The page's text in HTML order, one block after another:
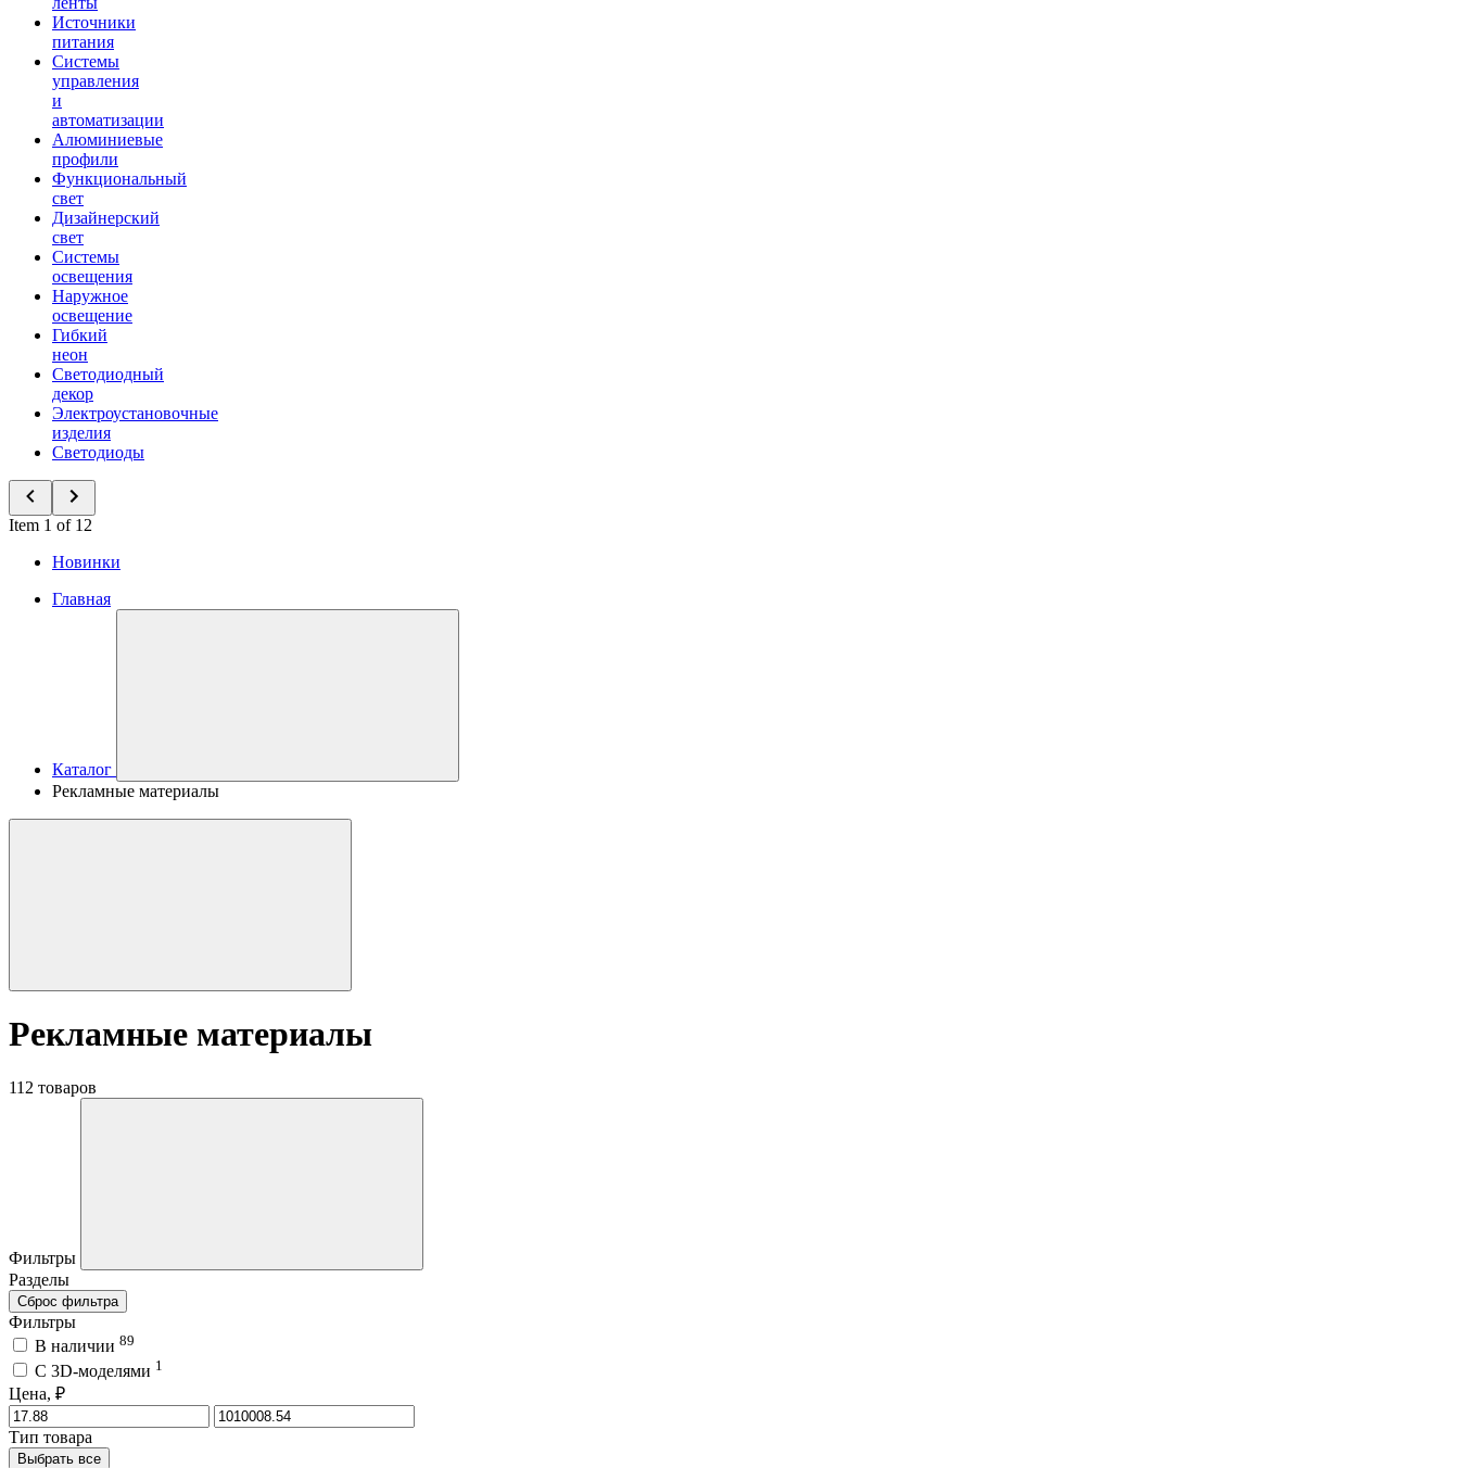
Источники
питания
Системы
управления
и
автоматизации
Алюминиевые
профили
Функциональный
свет
Дизайнерский
свет
Системы
освещения
Наружное
освещение
Гибкий
неон
Светодиодный
декор
Электроустановочные
изделия
Светодиоды
Item 1 of 12
Новинки
Главная
Каталог
Рекламные материалы
Рекламные материалы
112 товаров
Фильтры
Разделы
Сброс фильтра
Фильтры
В наличии 89
C 3D-моделями 1
Цена, ₽
Тип товара
Выбрать все